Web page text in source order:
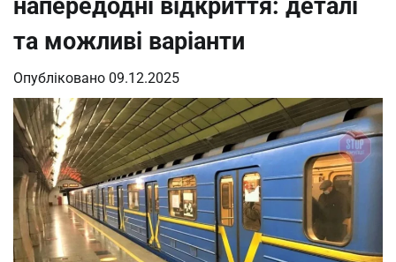
напередодні відкриття: деталі
та можливі варіанти
Опубліковано 09.12.2025